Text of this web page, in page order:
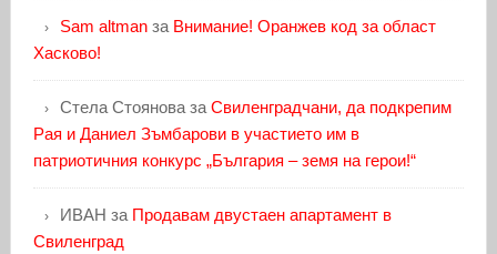
Sam altmanза Внимание! Оранжев код за област
Хасково!
Стела Стояноваза Свиленградчани, да подкрепим
Рая и Даниел Зъмбарови в участието им в
патриотичния конкурс „България – земя на герои!“
ИВАН за Продавам двустаен апартамент в
Свиленград